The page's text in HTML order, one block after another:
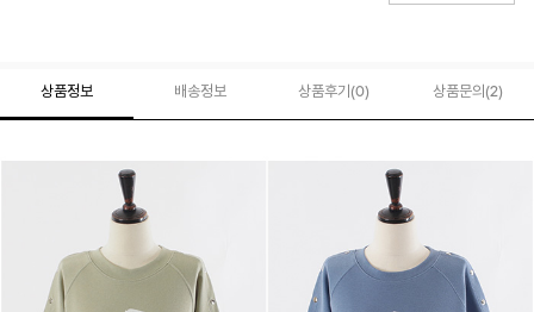
상품정보 배송정보 상품후기(0) 상품문의 (2)